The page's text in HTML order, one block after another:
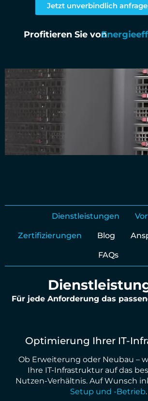
Jetzt unverbindlich
Profitieren Sie von
Dienstleistungen
Zertifizierungen Blog
FAQs
Für jede Anforderung das
Optimierung Ihrer IT-
Ob Erweiterung oder Neubau –
Ihre IT-Infrastruktur auf das
Nutzen-Verhältnis. Auf Wunsch
Setup und -Betrieb.